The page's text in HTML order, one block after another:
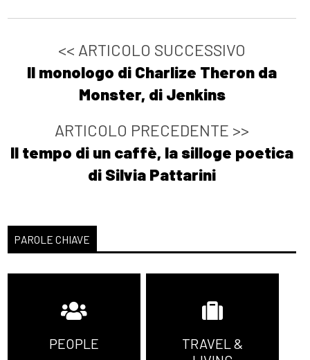
<< ARTICOLO SUCCESSIVO
Il monologo di Charlize Theron da
Monster, di Jenkins
ARTICOLO PRECEDENTE >>
Il tempo di un caffè, la silloge poetica
di Silvia Pattarini
PAROLE CHIAVE
PEOPLE
TRAVEL &